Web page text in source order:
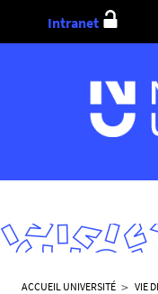
Intranet
V
ACCUEIL UNIVERSITÉ
VIE